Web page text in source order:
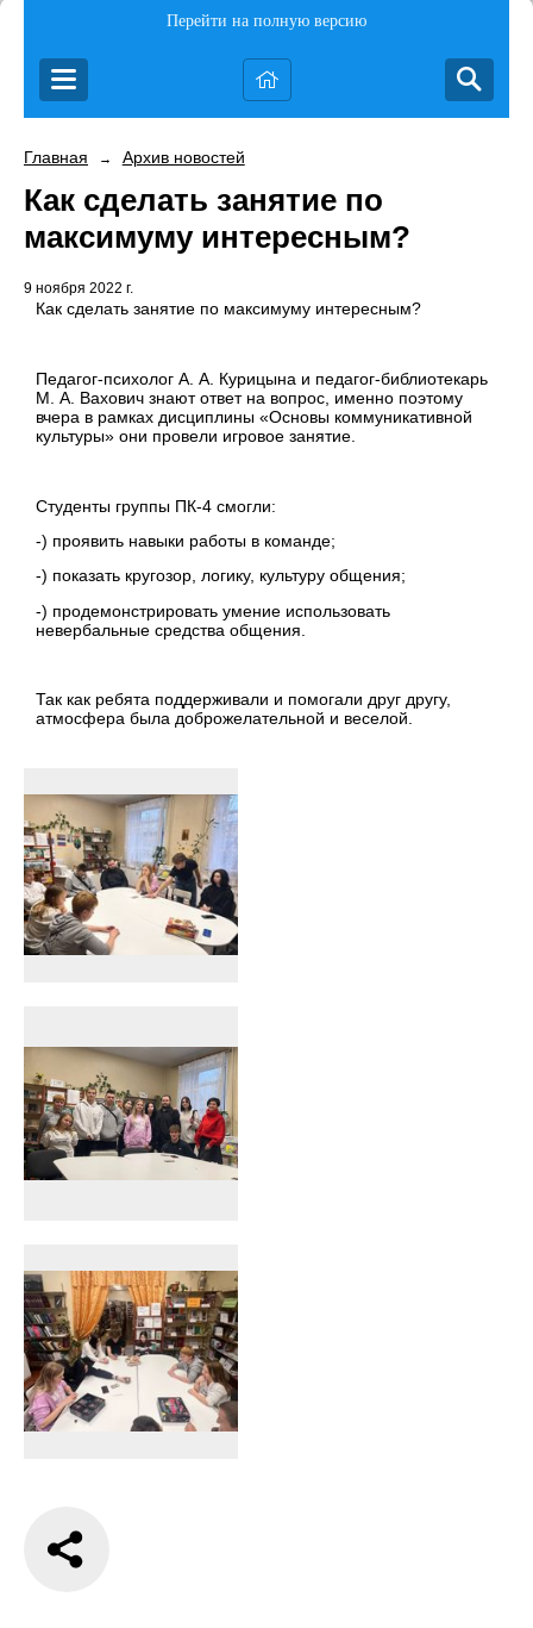
Перейти на полную версию
Главная → Архив новостей
Как сделать занятие по
максимуму интересным?
9 ноября 2022 г.
Как сделать занятие по максимуму интересным?
Педагог-психолог А. А. Курицына и педагог-библиотекарь
М. А. Вахович знают ответ на вопрос, именно поэтому
вчера в рамках дисциплины «Основы коммуникативной
культуры» они провели игровое занятие.
Студенты группы ПК-4 смогли:
-) проявить навыки работы в команде;
-) показать кругозор, логику, культуру общения;
-) продемонстрировать умение использовать
невербальные средства общения.
Так как ребята поддерживали и помогали друг другу,
атмосфера была доброжелательной и веселой.